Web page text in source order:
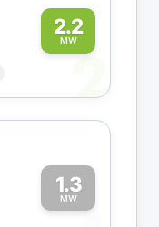
2.2
MW
2
1.3
MW